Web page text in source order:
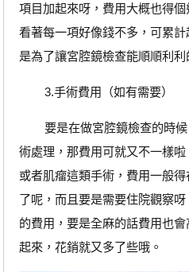
項目加起來呀，費用大概也得
看著每一項好像錢不多，可累
是為了讓宮腔鏡檢查能順順利利
3.手術費用（如有需要）
要是在做宮腔鏡檢查的時候
術處理，那費用可就又不一樣
或者肌瘤這類手術，費用一般
了呢，而且要是需要住院觀察
的費用，要是全麻的話費用也
起來，花銷就又多了些哦。